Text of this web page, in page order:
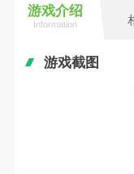
游戏介绍
Information
游戏截图